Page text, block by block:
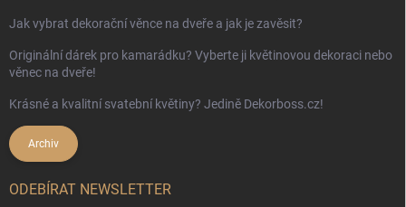
Jak vybrat dekorační věnce na dveře a jak je zavěsit?
Originální dárek pro kamarádku? Vyberte ji květinovou dekoraci nebo
věnec na dveře!
Krásné a kvalitní svatební květiny? Jedině Dekorboss.cz!
Archiv
ODEBÍRAT NEWSLETTER